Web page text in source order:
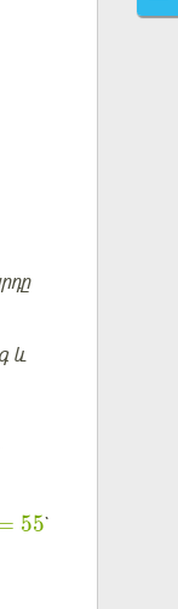
և
55`